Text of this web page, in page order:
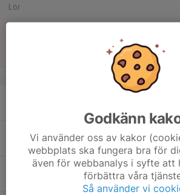
Lör
v.34
17:30
Träning
Hällåsen A-plan
Godkänn
Vi använder oss av kakor
webbplats ska fungera bra för
även för webbanalys i syfte att
förbättra våra
Så använder vi